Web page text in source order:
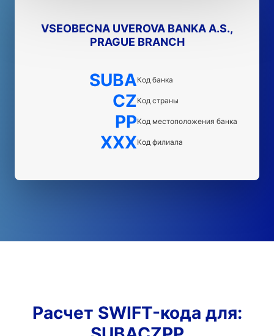
VSEOBECNA UVEROVA BANKA A.S.,
PRAGUE BRANCH
SUBAКод банка
CZКод страны
PPКод местоположения банка
XXXКод филиала
Расчет SWIFT-кода для: